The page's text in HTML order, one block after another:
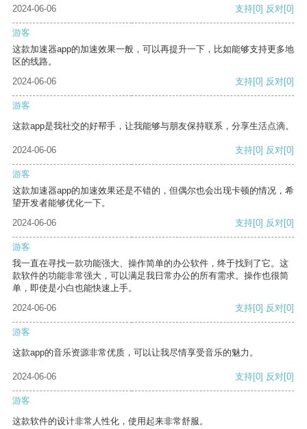
2024-06-06
支持[0] 反对[0]
游客
这款加速器app的加速效果一般，可以再提升一下，比如能够支持更多地
区的线路。
2024-06-06
支持[0] 反对[0]
游客
这款app是我社交的好帮手，让我能够与朋友保持联系，分享生活点滴。
2024-06-06 支持[0] 反对[0]
游客
这款加速器app的加速效果还是不错的，但偶尔也会出现卡顿的情况，希
望开发者能够优化一下。
2024-06-06
支持[0] 反对[0]
游客
我一直在寻找一款功能强大、操作简单的办公软件，终于找到了它。这
款软件的功能非常强大，可以满足我日常办公的所有需求。操作也很简
单，即使是小白也能快速上手。
2024-06-06
支持[0] 反对[0]
游客
这款app的音乐资源非常优质，可以让我尽情享受音乐的魅力。
2024-06-06 支持[0] 反对[0]
游客
这款软件的设计非常人性化，使用起来非常舒服。